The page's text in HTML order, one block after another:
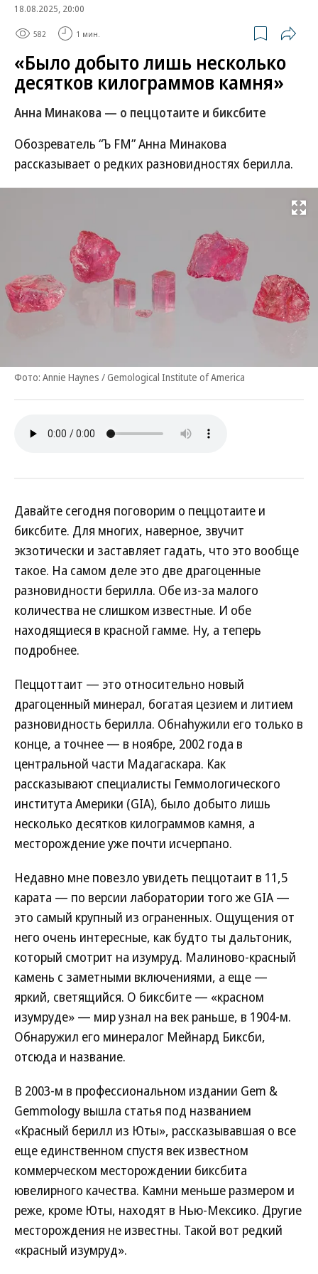
18.08.2025, 20:00
582 1 мин.
«Было добыто лишь несколько
десятков килограммов камня»
Анна Минакова — о пеццотаите и биксбите
Обозреватель “Ъ FM” Анна Минакова
рассказывает о редких разновидностях берилла.
Развернуть
Фото: Annie Haynes / Gemological Institute of America
Давайте сегодня поговорим о пеццотаите и
биксбите. Для многих, наверное, звучит
экзотически и заставляет гадать, что это вообще
такое. На самом деле это две драгоценные
разновидности берилла. Обе из-за малого
количества не слишком известные. И обе
находящиеся в красной гамме. Ну, а теперь
подробнее.
Пеццоттаит — это относительно новый
драгоценный минерал, богатая цезием и литием
разновидность берилла. Обнаhужили его только в
конце, а точнее — в ноябре, 2002 года в
центральной части Мадагаскара. Как
рассказывают специалисты Геммологического
института Америки (GIA), было добыто лишь
несколько десятков килограммов камня, а
месторождение уже почти исчерпано.
Недавно мне повезло увидеть пеццотаит в 11,5
карата — по версии лаборатории того же GIA —
это самый крупный из ограненных. Ощущения от
него очень интересные, как будто ты дальтоник,
который смотрит на изумруд. Малиново-красный
камень с заметными включениями, а еще —
яркий, светящийся. О биксбите — «красном
изумруде» — мир узнал на век раньше, в 1904-м.
Обнаружил его минералог Мейнард Биксби,
отсюда и название.
В 2003-м в профессиональном издании Gem &
Gemmology вышла статья под названием
«Красный берилл из Юты», рассказывавшая о все
еще единственном спустя век известном
коммерческом месторождении биксбита
ювелирного качества. Камни меньше размером и
реже, кроме Юты, находят в Нью-Мексико. Другие
месторождения не известны. Такой вот редкий
«красный изумруд».